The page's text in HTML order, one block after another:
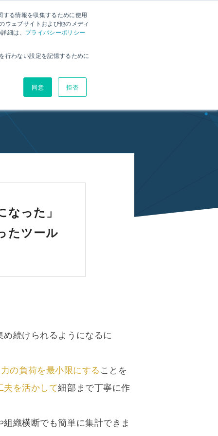
る情報を収集するために使用
ウェブサイトおよび他のメディ
細は、 プライバシーポリシー
行わない設定を記憶するために
同意 拒否
ー 資料ダウンロード
った」
たツール
続けられるようになるに
の負荷を最小限にする ことを
夫を活かして細部まで丁寧に作
織横断でも簡単に集計できま